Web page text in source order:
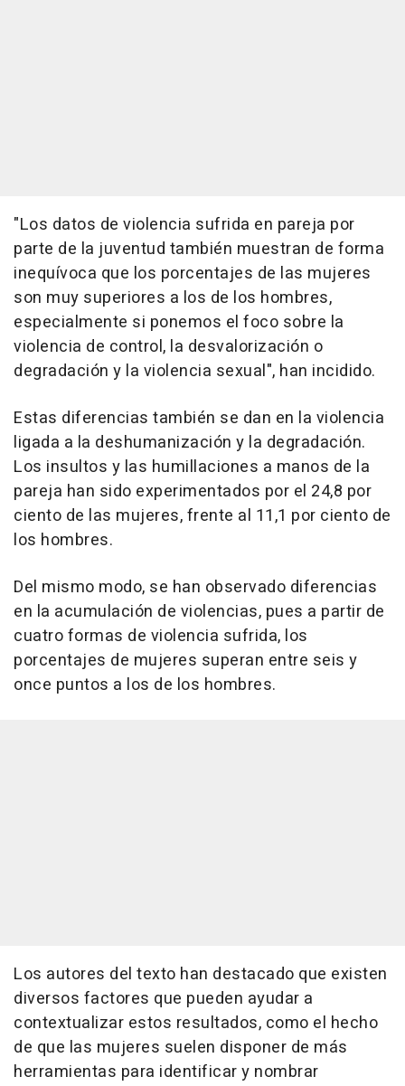
"Los datos de violencia sufrida en pareja por
parte de la juventud también muestran de forma
inequívoca que los porcentajes de las mujeres
son muy superiores a los de los hombres,
especialmente si ponemos el foco sobre la
violencia de control, la desvalorización o
degradación y la violencia sexual", han incidido.
Estas diferencias también se dan en la violencia
ligada a la deshumanización y la degradación.
Los insultos y las humillaciones a manos de la
pareja han sido experimentados por el 24,8 por
ciento de las mujeres, frente al 11,1 por ciento de
los hombres.
Del mismo modo, se han observado diferencias
en la acumulación de violencias, pues a partir de
cuatro formas de violencia sufrida, los
porcentajes de mujeres superan entre seis y
once puntos a los de los hombres.
Los autores del texto han destacado que existen
diversos factores que pueden ayudar a
contextualizar estos resultados, como el hecho
de que las mujeres suelen disponer de más
herramientas para identificar y nombrar